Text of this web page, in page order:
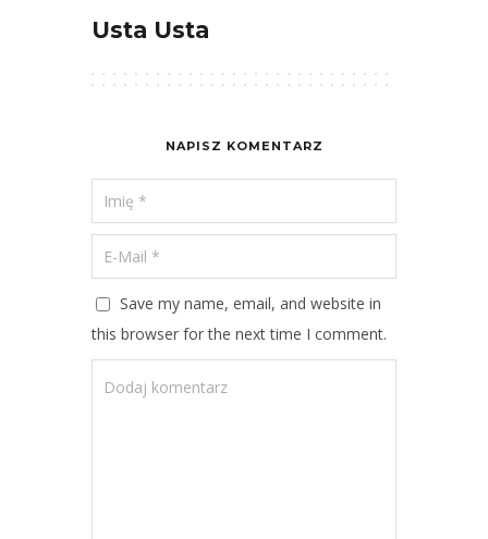
Usta Usta
NAPISZ KOMENTARZ
Save my name, email, and website in
this browser for the next time I comment.